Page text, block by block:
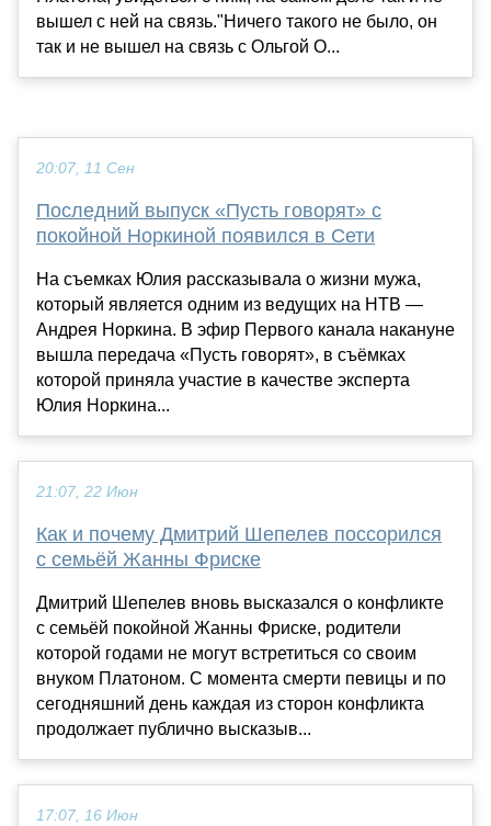
вышел с ней на связь."Ничего такого не было, он
так и не вышел на связь с Ольгой О...
20:07, 11 Сен
Последний выпуск «Пусть говорят» с
покойной Норкиной появился в Сети
На съемках Юлия рассказывала о жизни мужа,
который является одним из ведущих на НТВ —
Андрея Норкина. В эфир Первого канала накануне
вышла передача «Пусть говорят», в съёмках
которой приняла участие в качестве эксперта
Юлия Норкина...
21:07, 22 Июн
Как и почему Дмитрий Шепелев поссорился
с семьёй Жанны Фриске
Дмитрий Шепелев вновь высказался о конфликте
с семьёй покойной Жанны Фриске, родители
которой годами не могут встретиться со своим
внуком Платоном. С момента смерти певицы и по
сегодняшний день каждая из сторон конфликта
продолжает публично высказыв...
17:07, 16 Июн